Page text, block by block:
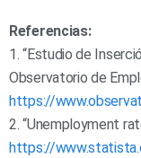
Referencias:
1. “Estudio de
Observatorio de
https://
2. “Unemployment
https://